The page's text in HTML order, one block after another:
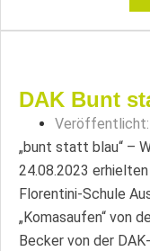
DAK Bunt
Veröffentlicht:
„bunt statt blau“ –
24.08.2023
Florentini-Schule
„Komasaufen“ von
Becker von der